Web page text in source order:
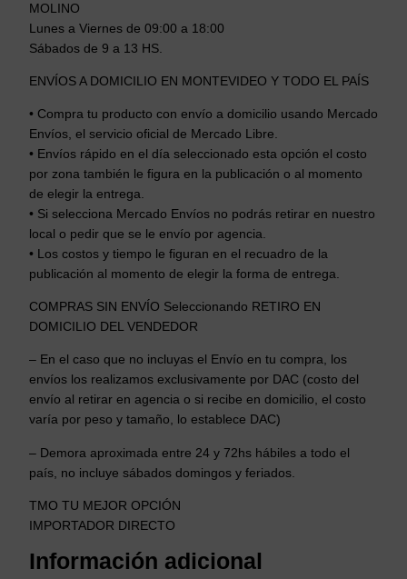
MOLINO
Lunes a Viernes de 09:00 a 18:00
Sábados de 9 a 13 HS.
ENVÍOS A DOMICILIO EN MONTEVIDEO Y TODO EL PAÍS
• Compra tu producto con envío a domicilio usando Mercado
Envíos, el servicio oficial de Mercado Libre.
• Envíos rápido en el día seleccionado esta opción el costo
por zona también le figura en la publicación o al momento
de elegir la entrega.
• Si selecciona Mercado Envíos no podrás retirar en nuestro
local o pedir que se le envío por agencia.
• Los costos y tiempo le figuran en el recuadro de la
publicación al momento de elegir la forma de entrega.
COMPRAS SIN ENVÍO Seleccionando RETIRO EN
DOMICILIO DEL VENDEDOR
– En el caso que no incluyas el Envío en tu compra, los
envíos los realizamos exclusivamente por DAC (costo del
envío al retirar en agencia o si recibe en domicilio, el costo
varía por peso y tamaño, lo establece DAC)
– Demora aproximada entre 24 y 72hs hábiles a todo el
país, no incluye sábados domingos y feriados.
TMO TU MEJOR OPCIÓN
IMPORTADOR DIRECTO
Información adicional